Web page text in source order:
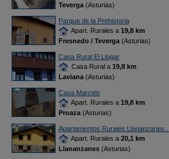
Teverga(Asturias)
Parque de la Prehistoria
Apart. Rurales a 19,8 km
Fresnedo / Teverga(Asturias)
Casa Rural El Llugar
Casa Rural a 19,8 km
Laviana(Asturias)
Casa Marcelo
Apart. Rurales a 19,8 km
Proaza(Asturias)
Apartamentos Rurales Llananzanes ...
Apart. Rurales a 20,1 km
Llananzanes(Asturias)